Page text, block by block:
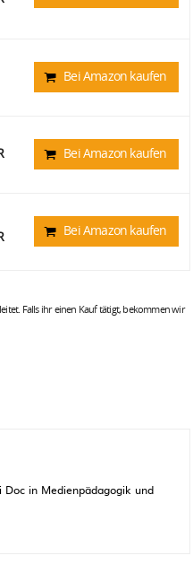
Bei Amazon kaufen
Bei Amazon kaufen
Bei Amazon kaufen
Falls ihr einen Kauf tätigt, bekommen wir
in Medienpädagogik und